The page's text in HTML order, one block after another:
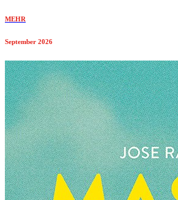
MEHR
September 2026